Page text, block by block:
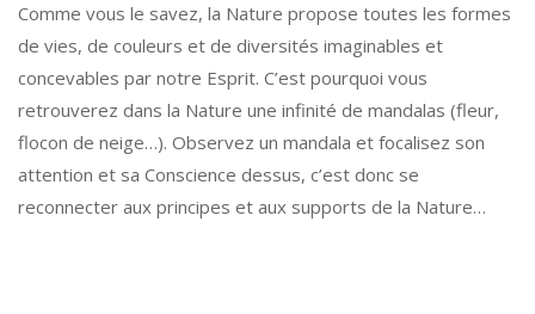
Comme vous le savez, la Nature propose toutes les formes
de vies, de couleurs et de diversités imaginables et
concevables par notre Esprit. C’est pourquoi vous
retrouverez dans la Nature une infinité de mandalas (fleur,
flocon de neige…). Observez un mandala et focalisez son
attention et sa Conscience dessus, c’est donc se
reconnecter aux principes et aux supports de la Nature…